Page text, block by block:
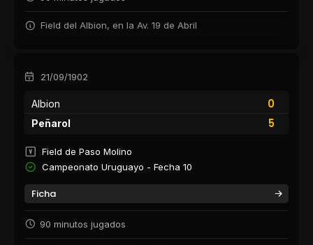
Field del Albion, en la Av. 19 de Abril
21/09/1902
Albion
0
5
Peñarol
Field de Paso Molino
Campeonato Uruguayo - Fecha 10
Ficha
90 minutos jugados